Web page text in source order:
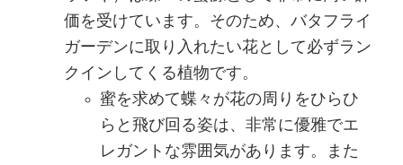
価を受けています。そのため、バタフライ
ガーデンに取り入れたい花として必ずラン
クインしてくる植物です。
蜜を求めて蝶々が花の周りをひらひ
らと飛び回る姿は、非常に優雅でエ
レガントな雰囲気があります。また